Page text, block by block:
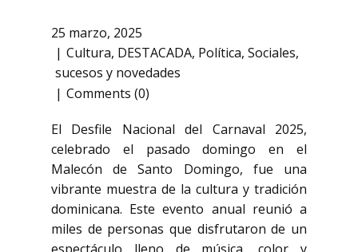
25 marzo, 2025
Cultura, DESTACADA, Política, Sociales,
sucesos y novedades
Comments (0)
El Desfile Nacional del Carnaval 2025,
celebrado el pasado domingo en el
Malecón de Santo Domingo, fue una
vibrante muestra de la cultura y tradición
dominicana. Este evento anual reunió a
miles de personas que disfrutaron de un